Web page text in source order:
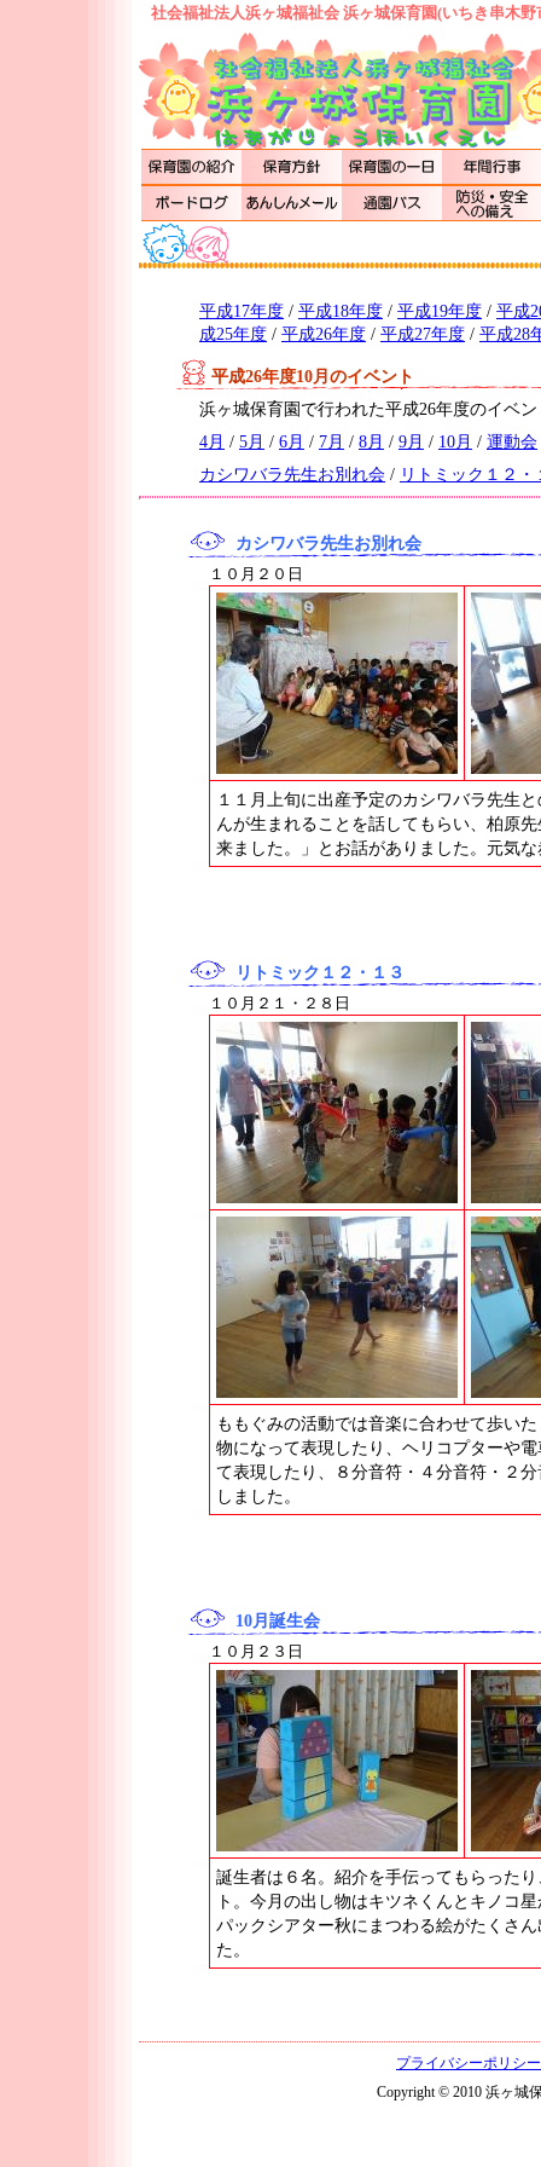
社会福祉法人浜ヶ城福祉会 浜ヶ城保育園(いちき串木野
平成17年度 / 平成18年度 / 平成19年度 / 平成
成25年度 / 平成26年度 / 平成27年度 / 平成28
平成26年度10月のイベント
浜ヶ城保育園で行われた平成26年度のイベ
4月 / 5月 / 6月 / 7月 / 8月 / 9月 / 10月 / 運動会
カシワバラ先生お別れ会 / リトミック１２・
カシワバラ先生お別れ会
１０月２０日
１１月上旬に出産予定のカシワバラ先生
んが生まれることを話してもらい、柏原
来ました。」とお話がありました。元気
リトミック１２・１３
１０月２１・２８日
ももぐみの活動では音楽に合わせて歩い
物になって表現したり、ヘリコプターや
て表現したり、８分音符・４分音符・２
しました。
10月誕生会
１０月２３日
誕生者は６名。紹介を手伝ってもらった
ト。今月の出し物はキツネくんとキノコ
パックシアター秋にまつわる絵がたくさ
た。
プライバシーポリシー
Copyright © 2010 浜ヶ城